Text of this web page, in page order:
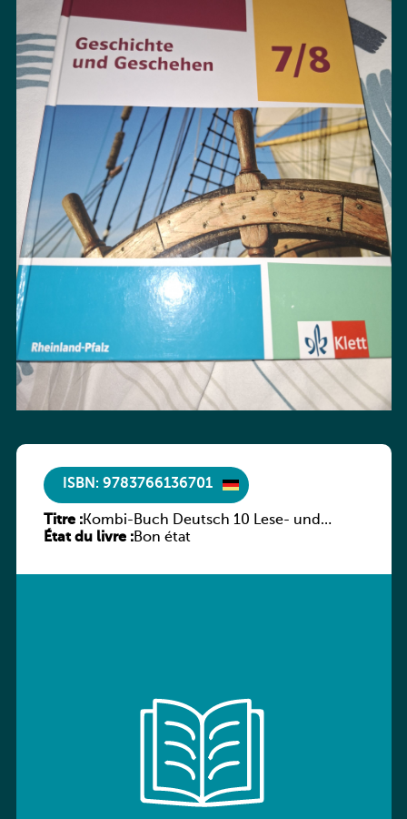
ISBN: 9783766136701
Titre :Kombi-Buch Deutsch 10 Lese- und
Sprachbuch
État du livre :Bon état